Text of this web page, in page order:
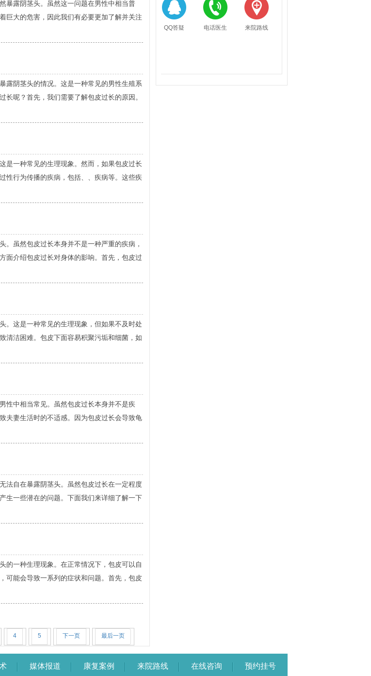
露阴茎头。虽然这一问题在男性中相当普
巨大的危害，因此我们有必要更加了解并关注
阴茎头的情况。这是一种常见的男性生殖系
呢？首先，我们需要了解包皮过长的原因。
一种常见的生理现象。然而，如果包皮过长
性行为传播的疾病，包括、、疾病等。这些疾
虽然包皮过长本身并不是一种严重的疾病，
面介绍包皮过长对身体的影响。首先，包皮过
这是一种常见的生理现象，但如果不及时处
清洁困难。包皮下面容易积聚污垢和细菌，如
中相当常见。虽然包皮过长本身并不是疾
夫妻生活时的不适感。因为包皮过长会导致龟
自在暴露阴茎头。虽然包皮过长在一定程度
生一些潜在的问题。下面我们来详细了解一下
一种生理现象。在正常情况下，包皮可以自
可能会导致一系列的症状和问题。首先，包皮
4 5 下一页 最后一页
QQ答疑 电话医生 来院路线
媒体报道 康复案例 来院路线 在线咨询 预约挂号